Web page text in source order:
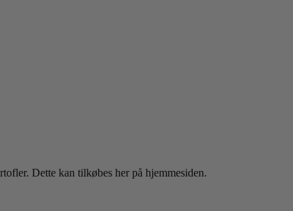
Dette kan tilkøbes her på hjemmesiden.